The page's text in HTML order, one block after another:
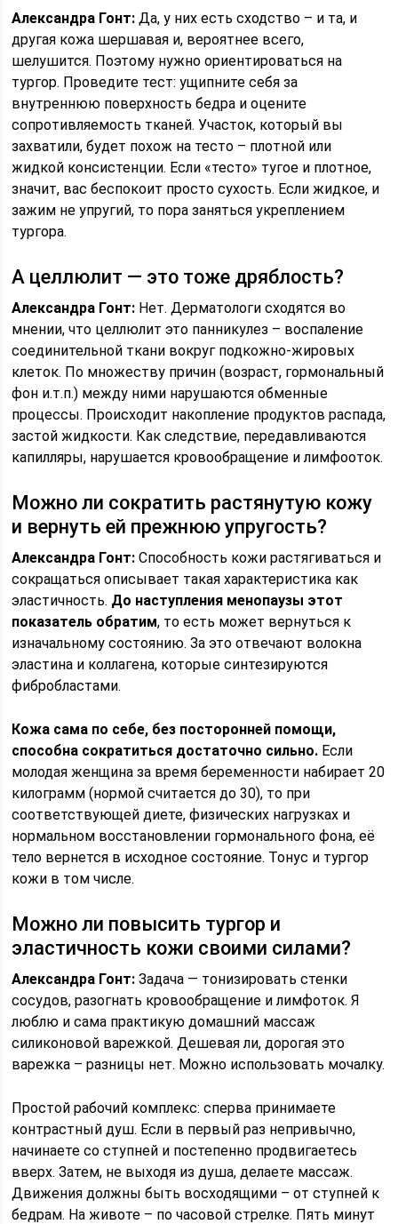
Александра Гонт: Да, у них есть сходство – и та, и
другая кожа шершавая и, вероятнее всего,
шелушится. Поэтому нужно ориентироваться на
тургор. Проведите тест: ущипните себя за
внутреннюю поверхность бедра и оцените
сопротивляемость тканей. Участок, который вы
захватили, будет похож на тесто – плотной или
жидкой консистенции. Если «тесто» тугое и плотное,
значит, вас беспокоит просто сухость. Если жидкое, и
зажим не упругий, то пора заняться укреплением
тургора.
А целлюлит — это тоже дряблость?
Александра Гонт: Нет. Дерматологи сходятся во
мнении, что целлюлит это панникулез – воспаление
соединительной ткани вокруг подкожно-жировых
клеток. По множеству причин (возраст, гормональный
фон и.т.п.) между ними нарушаются обменные
процессы. Происходит накопление продуктов распада,
застой жидкости. Как следствие, передавливаются
капилляры, нарушается кровообращение и лимфооток.
Можно ли сократить растянутую кожу
и вернуть ей прежнюю упругость?
Александра Гонт: Способность кожи растягиваться и
сокращаться описывает такая характеристика как
эластичность. До наступления менопаузы этот
показатель обратим, то есть может вернуться к
изначальному состоянию. За это отвечают волокна
эластина и коллагена, которые синтезируются
фибробластами.
Кожа сама по себе, без посторонней помощи,
способна сократиться достаточно сильно. Если
молодая женщина за время беременности набирает 20
килограмм (нормой считается до 30), то при
соответствующей диете, физических нагрузках и
нормальном восстановлении гормонального фона, её
тело вернется в исходное состояние. Тонус и тургор
кожи в том числе.
Можно ли повысить тургор и
эластичность кожи своими силами?
Александра Гонт: Задача — тонизировать стенки
сосудов, разогнать кровообращение и лимфоток. Я
люблю и сама практикую домашний массаж
силиконовой варежкой. Дешевая ли, дорогая это
варежка – разницы нет. Можно использовать мочалку.
Простой рабочий комплекс: сперва принимаете
контрастный душ. Если в первый раз непривычно,
начинаете со ступней и постепенно продвигаетесь
вверх. Затем, не выходя из душа, делаете массаж.
Движения должны быть восходящими – от ступней к
бедрам. На животе – по часовой стрелке. Пять минут